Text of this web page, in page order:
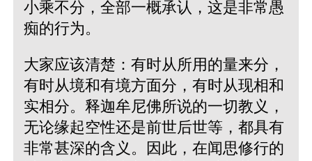
小乘不分，全部一概承认，这是非常愚
痴的行为。
大家应该清楚：有时从所用的量来分，
有时从境和有境方面分，有时从现相和
实相分。释迦牟尼佛所说的一切教义，
无论缘起空性还是前世后世等，都具有
非常甚深的含义。因此，在闻思修行的